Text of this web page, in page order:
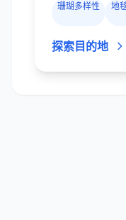
有超过 550
和白鳍礁鲨，
着成群的鞭毛
珊瑚多样性 地
探索目的地